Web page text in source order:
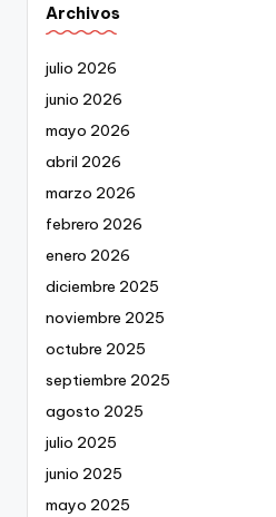
Archivos
julio 2026
junio 2026
mayo 2026
abril 2026
marzo 2026
febrero 2026
enero 2026
diciembre 2025
noviembre 2025
octubre 2025
septiembre 2025
agosto 2025
julio 2025
junio 2025
mayo 2025